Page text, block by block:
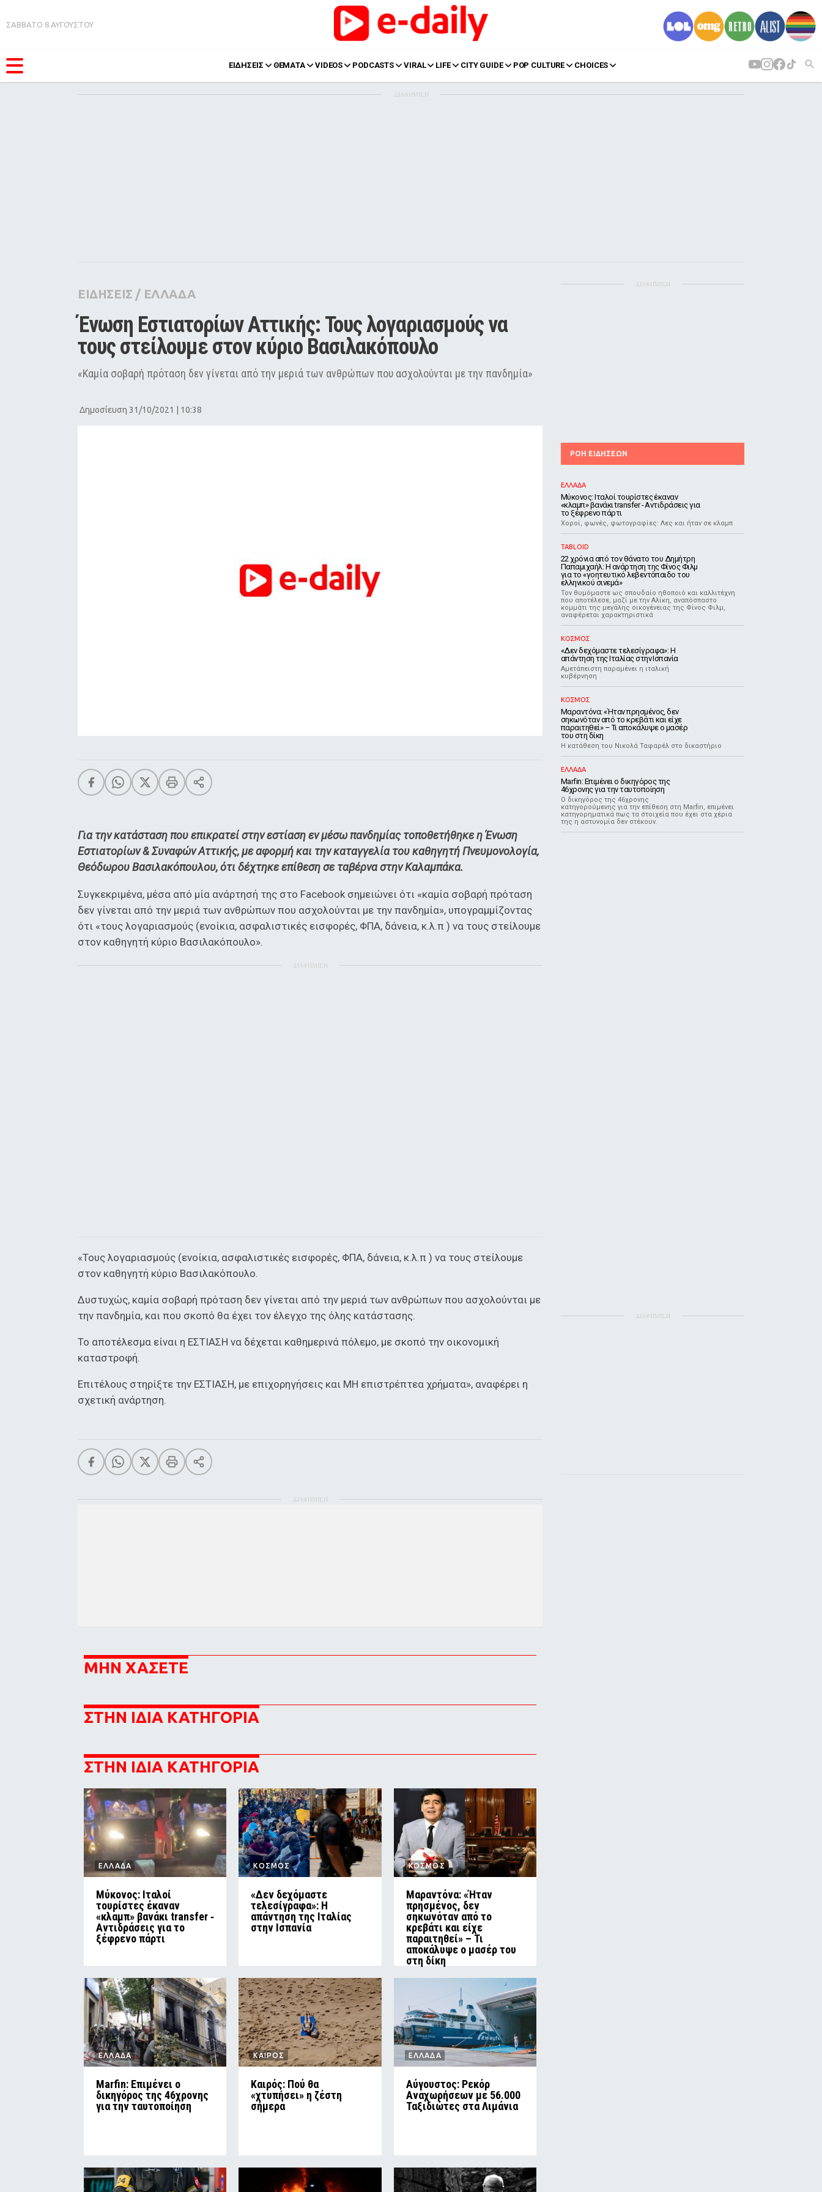
ΣΑΒΒΑΤΟ 8 ΑΥΓΟΥΣΤΟΥ
ΕΙΔΗΣΕΙΣ ΘΕΜΑΤΑ VIDEOS PODCASTS VIRAL LIFE CITY GUIDE POP CULTURE CHOICES
Pop Culture
Agenda
ΔΙΑΦΗΜΙΣΗ
ΕΙΔΗΣΕΙΣ / ΕΛΛΑΔΑ
Ένωση Εστιατορίων Αττικής: Τους λογαριασμούς να
τους στείλουμε στον κύριο Βασιλακόπουλο
«Καμία σοβαρή πρόταση δεν γίνεται από την μεριά των ανθρώπων που ασχολούνται με την πανδημία»
Δημοσίευση 31/10/2021 | 10:38
Για την κατάσταση που επικρατεί στην εστίαση εν μέσω πανδημίας τοποθετήθηκε η Ένωση
Εστιατορίων & Συναφών Αττικής, με αφορμή και την καταγγελία του καθηγητή Πνευμονολογία,
Θεόδωρου Βασιλακόπουλου, ότι δέχτηκε επίθεση σε ταβέρνα στην Καλαμπάκα.
Συγκεκριμένα, μέσα από μία ανάρτησή της στο Facebook σημειώνει ότι «καμία σοβαρή πρόταση
δεν γίνεται από την μεριά των ανθρώπων που ασχολούνται με την πανδημία», υπογραμμίζοντας
ότι «τους λογαριασμούς (ενοίκια, ασφαλιστικές εισφορές, ΦΠΑ, δάνεια, κ.λ.π ) να τους στείλουμε
στον καθηγητή κύριο Βασιλακόπουλο».
ΔΙΑΦΗΜΙΣΗ
«Τους λογαριασμούς (ενοίκια, ασφαλιστικές εισφορές, ΦΠΑ, δάνεια, κ.λ.π ) να τους στείλουμε
στον καθηγητή κύριο Βασιλακόπουλο.
Δυστυχώς, καμία σοβαρή πρόταση δεν γίνεται από την μεριά των ανθρώπων που ασχολούνται με
την πανδημία, και που σκοπό θα έχει τον έλεγχο της όλης κατάστασης.
Το αποτέλεσμα είναι η ΕΣΤΙΑΣΗ να δέχεται καθημερινά πόλεμο, με σκοπό την οικονομική
καταστροφή.
Επιτέλους στηρίξτε την ΕΣΤΙΑΣΗ, με επιχορηγήσεις και ΜΗ επιστρέπτεα χρήματα», αναφέρει η
σχετική ανάρτηση.
ΔΙΑΦΗΜΙΣΗ
ΜΗΝ ΧΑΣΕΤΕ
ΣΤΗΝ ΙΔΙΑ ΚΑΤΗΓΟΡΙΑ
ΣΤΗΝ ΙΔΙΑ ΚΑΤΗΓΟΡΙΑ
ΕΛΛΑΔΑ
Μύκονος: Ιταλοί
τουρίστες έκαναν
«κλαμπ» βανάκι transfer ‑
Αντιδράσεις για το
ξέφρενο πάρτι
ΚΟΣΜΟΣ
«Δεν δεχόμαστε
τελεσίγραφα»: Η
απάντηση της Ιταλίας
στην Ισπανία
ΚΟΣΜΟΣ
Μαραντόνα: «Ήταν
πρησμένος, δεν
σηκωνόταν από το
κρεβάτι και είχε
παραιτηθεί» – Τι
αποκάλυψε ο μασέρ του
στη δίκη
ΕΛΛΑΔΑ
Marfin: Επιμένει ο
δικηγόρος της 46χρονης
για την ταυτοποίηση
ΚΑΙΡΟΣ
Καιρός: Πού θα
«χτυπήσει» η ζέστη
σήμερα
ΕΛΛΑΔΑ
Αύγουστος: Ρεκόρ
Αναχωρήσεων με 56.000
Ταξιδιώτες στα Λιμάνια
ΔΙΑΦΗΜΙΣΗ
ΡΟΗ ΕΙΔΗΣΕΩΝ
ΕΛΛΑΔΑ
Μύκονος: Ιταλοί τουρίστες έκαναν
«κλαμπ» βανάκι transfer - Αντιδράσεις για
το ξέφρενο πάρτι
Χοροί, φωνές, φωτογραφίες: Λες και ήταν σε κλαμπ
TABLOID
22 χρόνια από τον θάνατο του Δημήτρη
Παπαμιχαήλ: Η ανάρτηση της Φίνος Φιλμ
για το «γοητευτικό λεβεντόπαιδο του
ελληνικού σινεμά»
Τον θυμόμαστε ως σπουδαίο ηθοποιό και καλλιτέχνη
που αποτέλεσε, μαζί με την Αλίκη, αναπόσπαστο
κομμάτι της μεγάλης οικογένειας της Φίνος Φιλμ,
αναφέρεται χαρακτηριστικά
ΚΟΣΜΟΣ
«Δεν δεχόμαστε τελεσίγραφα»: Η
απάντηση της Ιταλίας στην Ισπανία
Αμετάπειστη παραμένει η ιταλική
κυβέρνηση
ΚΟΣΜΟΣ
Μαραντόνα: «Ήταν πρησμένος, δεν
σηκωνόταν από το κρεβάτι και είχε
παραιτηθεί» – Τι αποκάλυψε ο μασέρ
του στη δίκη
Η κατάθεση του Νικολά Ταφαρέλ στο δικαστήριο
ΕΛΛΑΔΑ
Marfin: Επιμένει ο δικηγόρος της
46χρονης για την ταυτοποίηση
Ο δικηγόρος της 46χρονης
κατηγορούμενης για την επίθεση στη Marfin, επιμένει
κατηγορηματικά πως τα στοιχεία που έχει στα χέρια
της η αστυνομία δεν στέκουν.
ΔΙΑΦΗΜΙΣΗ